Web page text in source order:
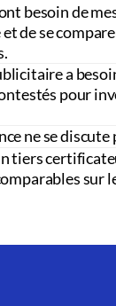
besoin de
de se
a
pour
ne se discute
tiers
sur